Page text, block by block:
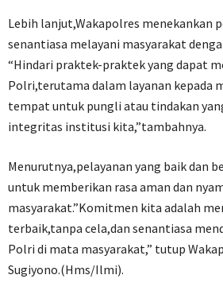
Lebih lanjut,Wakapolres menekankan
senantiasa melayani masyarakat
“Hindari praktek-praktek yang dapat
Polri,terutama dalam layanan kepada
tempat untuk pungli atau tindakan
integritas institusi kita,”tambahnya.
Menurutnya,pelayanan yang baik dan
untuk memberikan rasa aman dan
masyarakat.”Komitmen kita adalah
terbaik,tanpa cela,dan senantiasa
Polri di mata masyarakat,” tutup
Sugiyono.(Hms/Ilmi).